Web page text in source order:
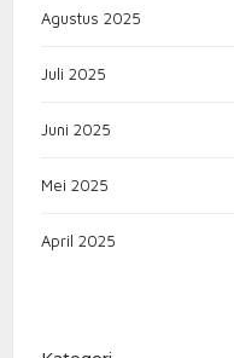
Agustus 2025
Juli 2025
Juni 2025
Mei 2025
April 2025